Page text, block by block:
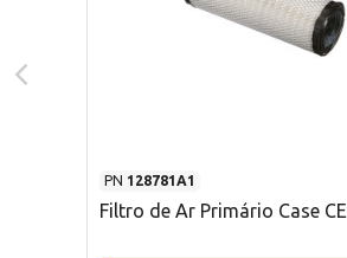
PN 128781A1
Filtro de Ar Primário Case CE